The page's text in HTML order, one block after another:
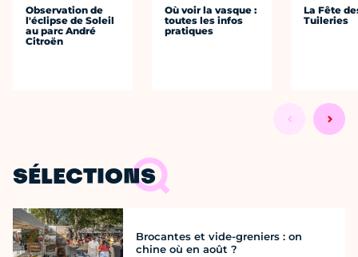
Observation de
l'éclipse de Soleil
au parc André
Citroën
Où voir la vasque :
toutes les infos
pratiques
La Fête
Tuileries
SÉLECTIONS
Brocantes et vide-greniers : on
chine où en août ?